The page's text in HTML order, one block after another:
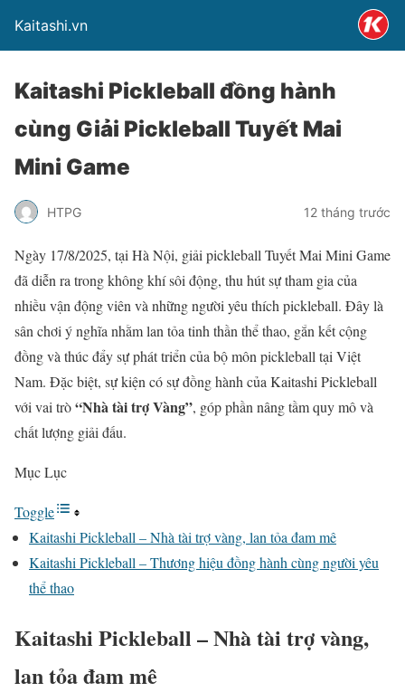
Kaitashi.vn
Kaitashi Pickleball đồng hành
cùng Giải Pickleball Tuyết Mai
Mini Game
HTPG 12 tháng trước
Ngày 17/8/2025, tại Hà Nội, giải pickleball Tuyết Mai Mini Game
đã diễn ra trong không khí sôi động, thu hút sự tham gia của
nhiều vận động viên và những người yêu thích pickleball. Đây là
sân chơi ý nghĩa nhằm lan tỏa tinh thần thể thao, gắn kết cộng
đồng và thúc đẩy sự phát triển của bộ môn pickleball tại Việt
Nam. Đặc biệt, sự kiện có sự đồng hành của Kaitashi Pickleball
với vai trò“Nhà tài trợ Vàng”, góp phần nâng tầm quy mô và
chất lượng giải đấu.
Mục Lục
Toggle
Kaitashi Pickleball – Nhà tài trợ vàng, lan tỏa đam mê
Kaitashi Pickleball – Thương hiệu đồng hành cùng người yêu
thể thao
Kaitashi Pickleball – Nhà tài trợ vàng,
lan tỏa đam mê